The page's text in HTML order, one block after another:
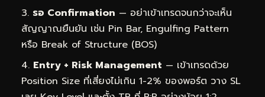
รอ Confirmation — อย่าเข้าเทรดจนกว่าจะเห็น
สัญญาณยืนยัน เช่น Pin Bar, Engulfing Pattern
หรือ Break of Structure (BOS)
Entry + Risk Management — เข้าเทรดด้วย
Position Size ที่เสี่ยงไม่เกิน 1-2% ของพอร์ต วาง SL